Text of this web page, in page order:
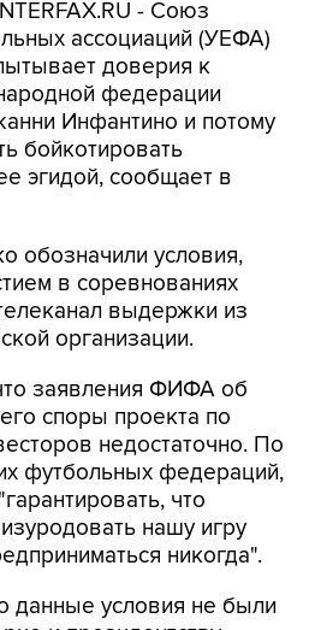
- Союз
ассоциаций (УЕФА)
доверия к
федерации
Инфантино и потому
бойкотировать
эгидой, сообщает в
обозначили условия,
в соревнованиях
выдержки из
организации.
заявления ФИФА об
споры проекта по
недостаточно. По
футбольных федераций,
что
нашу игру
никогда".
данные условия не были